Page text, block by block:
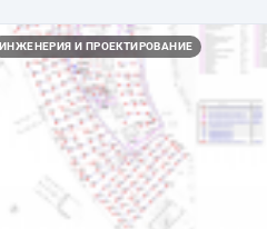
ИНЖЕНЕРИЯ И ПРОЕКТИРОВАНИЕ